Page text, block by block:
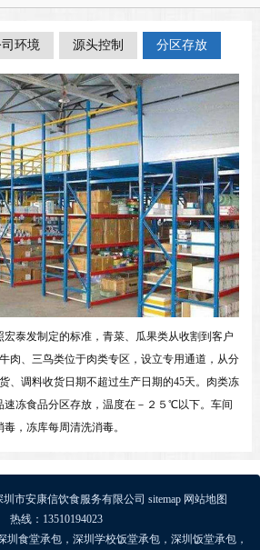
环境 源头控制 分区存放
泰发制定的标准，青菜、瓜果类从收割到客户
肉、三鸟类位于肉类专区，设立专用通道，从分
、调料收货日期不超过生产日期的45天。肉类冻
速冻食品分区存放，温度在－２５℃以下。车间
，冻库每周清洗消毒。
圳市安康信饮食服务有限公司 sitemap 网站地图
热线：13510194023
圳食堂承包， 深圳学校饭堂承包， 深圳饭堂承包，